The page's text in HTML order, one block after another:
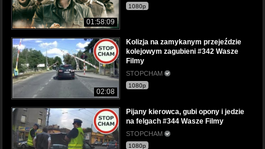
01:58:09
1080p
02:08
Kolizja na zamykanym przejeździe
kolejowym zagubieni #342 Wasze
Filmy
STOPCHAM
1080p
Pijany kierowca, gubi opony i jedzie
na felgach #344 Wasze Filmy
STOPCHAM
1080p